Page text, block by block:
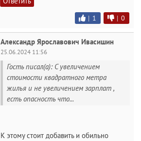
| 1 | 0
Александр Ярославович Ивасишин
25.06.2024 11:56
Гость писал(а): С увеличением
стоимости квадратного метра
жилья и не увеличением зарплат ,
есть опасность что...
К этому стоит добавить и обильно